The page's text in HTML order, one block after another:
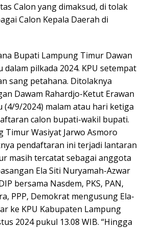
Calon yang dimaksud, di tolak
Calon Kepala Daerah di
Bupati Lampung Timur Dawan
dalam pilkada 2024. KPU setempat
sang petahana. Ditolaknya
Dawam Rahardjo-Ketut Erawan
(4/9/2024) malam atau hari ketiga
calon bupati-wakil bupati.
Timur Wasiyat Jarwo Asmoro
pendaftaran ini terjadi lantaran
masih tercatat sebagai anggota
Ela Siti Nuryamah-Azwar
bersama Nasdem, PKS, PAN,
PPP, Demokrat mengusung Ela-
ke KPU Kabupaten Lampung
2024 pukul 13.08 WIB. “Hingga